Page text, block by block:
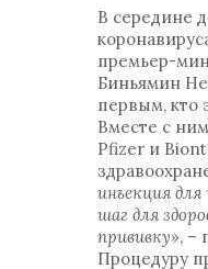
В середине
премьер-
Биньямин
первым, кто
Вместе с
Pfizer и
инъекция
шаг для
прививку», –
Процедуру